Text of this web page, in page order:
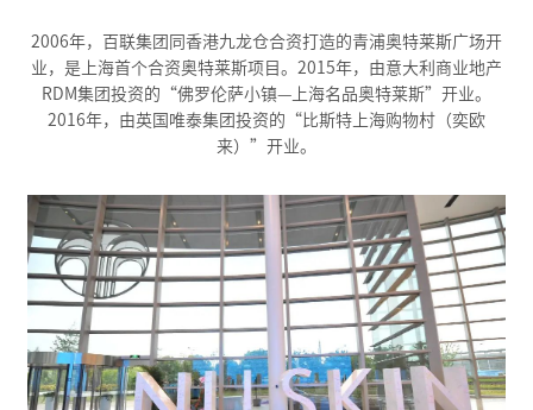
2006年，百联集团同香港九龙仓合资打造的青浦奥特莱斯广场开
业，是上海首个合资奥特莱斯项目。2015年，由意大利商业地产
RDM集团投资的“佛罗伦萨小镇—上海名品奥特莱斯”开业。
2016年，由英国唯泰集团投资的“比斯特上海购物村（奕欧
来）”开业。